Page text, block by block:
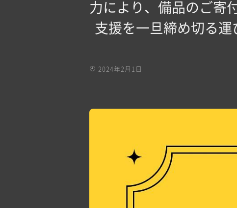
力により、備品のご寄
支援を一旦締め切る
2024年2月1日